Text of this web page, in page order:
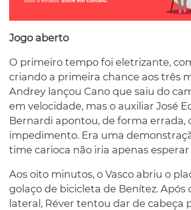
Jogo aberto
O primeiro tempo foi eletrizante,
criando a primeira chance aos três
Andrey lançou Cano que saiu do
em velocidade, mas o auxiliar José
Bernardi apontou, de forma errada,
impedimento. Era uma
time carioca não iria apenas esperar
Aos oito minutos, o Vasco abriu o
golaço de bicicleta de Benítez. Após
lateral, Réver tentou dar de cabeça